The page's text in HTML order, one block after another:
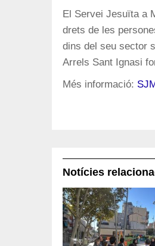
El Servei Jesuïta a
drets de les
dins del seu sector
Arrels Sant Ignasi
Més informació:
Notícies